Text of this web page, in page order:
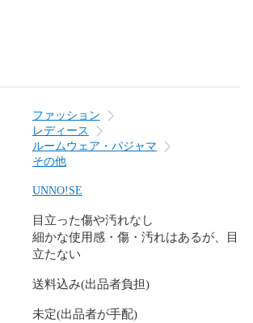
水着 キャップ ネックレス サンダル パンプ
ット トレンチ カーゴ フレア ベルボトム
スキニー スリムデザイン ワイドサイズ 小
サイズ タックワイド 作業着 DIY スカジャ
着物 浴衣 自動巻時計 手巻時計 スマート
ンテージ ビンテージ 古着 ミディアム ボ
ト 春 夏 秋 冬 高級品 プチプラ セットアッ
同窓会 飲み会 登山 休日 家族 まったり
ジャマ 部屋着 家着 外行き 旅行 オフィス
服 冠婚葬祭 フェス ライブ クラブ オタ活 テ
スプレ コミ系 ハロウィンショッピング ス
ボ サーフィン カラオケ パーティー コーデ
メスティック インポート サーフ系 ギャル
系 ストリート系 Y2K 個性派 量産型 ウエデ
会 裏原系 お見合い 夏祭り 花火大会 ネ
ファッション
レディース
ルームウェア・パジャマ
その他
UNNO!SE
目立った傷や汚れなし
細かな使用感・傷・汚れはあるが、目
立たない
送料込み(出品者負担)
未定(出品者が手配)